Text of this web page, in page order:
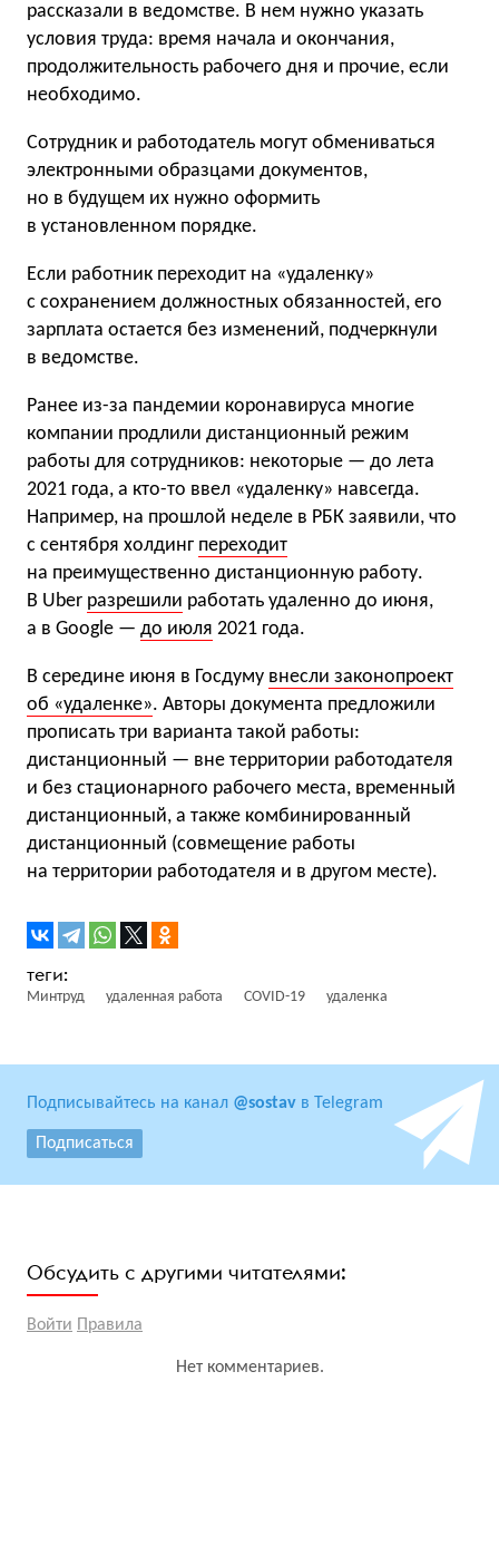
рассказали в ведомстве. В нем нужно указать
условия труда: время начала и окончания,
продолжительность рабочего дня и прочие, если
необходимо.
Сотрудник и работодатель могут обмениваться
электронными образцами документов,
но в будущем их нужно оформить
в установленном порядке.
Если работник переходит на «удаленку»
с сохранением должностных обязанностей, его
зарплата остается без изменений, подчеркнули
в ведомстве.
Ранее из-за пандемии коронавируса многие
компании продлили дистанционный режим
работы для сотрудников: некоторые — до лета
2021 года, а кто-то ввел «удаленку» навсегда.
Например, на прошлой неделе в РБК заявили, что
с сентября холдинг переходит
на преимущественно дистанционную работу.
В Uber разрешили работать удаленно до июня,
а в Google — до июля 2021 года.
В середине июня в Госдуму внесли законопроект
об «удаленке». Авторы документа предложили
прописать три варианта такой работы:
дистанционный — вне территории работодателя
и без стационарного рабочего места, временный
дистанционный, а также комбинированный
дистанционный (совмещение работы
на территории работодателя и в другом месте).
Минтруд удаленная работа COVID-19 удаленка
Подписывайтесь на канал @sostav в Telegram
Подписаться
Обсудить с другими читателями:
Войти Правила
Нет комментариев.